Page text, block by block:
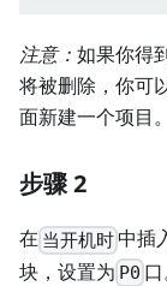
注意： 如果你得
将被删除，你可
面新建一个项目。
步骤 2
在 当开机时中插
块，设置为 P0